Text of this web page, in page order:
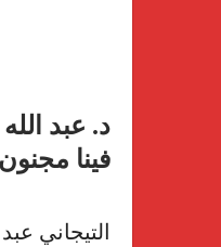
د. عبد
فينا
التيجاني